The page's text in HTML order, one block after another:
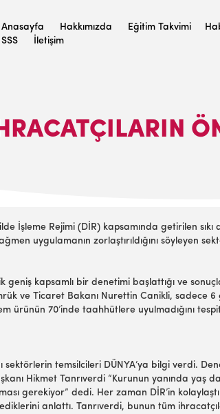
Anasayfa Hakkımızda Eğitim Takvimi
SSS
İletişim
İşleme Rejimi (DİR) kapsamında getirilen
uygulamanın zorlaştırıldığını söyleyen
geniş kapsamlı bir denetimi başlattığı ve
ve Ticaret Bakanı Nurettin Canikli,
70’inde taahhütlere uyulmadığını tespit
sektörlerin temsilcileri DÜNYA’ya bilgi verdi.
Hikmet Tanrıverdi “Kurunun yanında
gerekiyor” dedi. Her zaman DİR’in
anlattı. Tanrıverdi, bunun tüm